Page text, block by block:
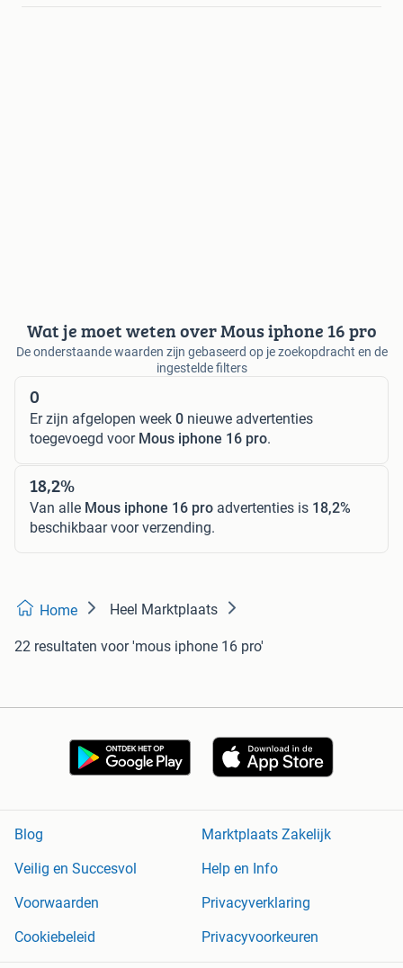
Wat je moet weten over Mous iphone 16 pro
De onderstaande waarden zijn gebaseerd op je zoekopdracht en de
ingestelde filters
0
Er zijn afgelopen week 0 nieuwe advertenties
toegevoegd voor Mous iphone 16 pro.
18,2%
Van alle Mous iphone 16 pro advertenties is 18,2%
beschikbaar voor verzending.
Home Heel Marktplaats
22 resultaten voor 'mous iphone 16 pro'
Blog
Marktplaats Zakelijk
Veilig en Succesvol
Help en Info
Voorwaarden
Privacyverklaring
Cookiebeleid
Privacyvoorkeuren